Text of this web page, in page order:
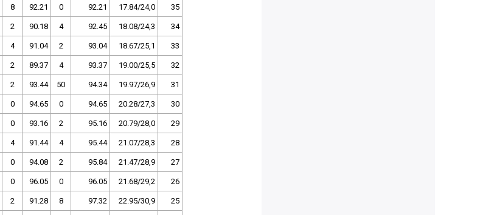
8 92.21 0 92.21 17.84/24,0 35
2 90.18 4 92.45 18.08/24,3 34
4 91.04 2 93.04 18.67/25,1 33
2 89.37 4 93.37 19.00/25,5 32
2 93.44 50 94.34 19.97/26,9 31
0 94.65 0 94.65 20.28/27,3 30
0 93.16 2 95.16 20.79/28,0 29
4 91.44 4 95.44 21.07/28,3 28
0 94.08 2 95.84 21.47/28,9 27
0 96.05 0 96.05 21.68/29,2 26
2 91.28 8 97.32 22.95/30,9 25